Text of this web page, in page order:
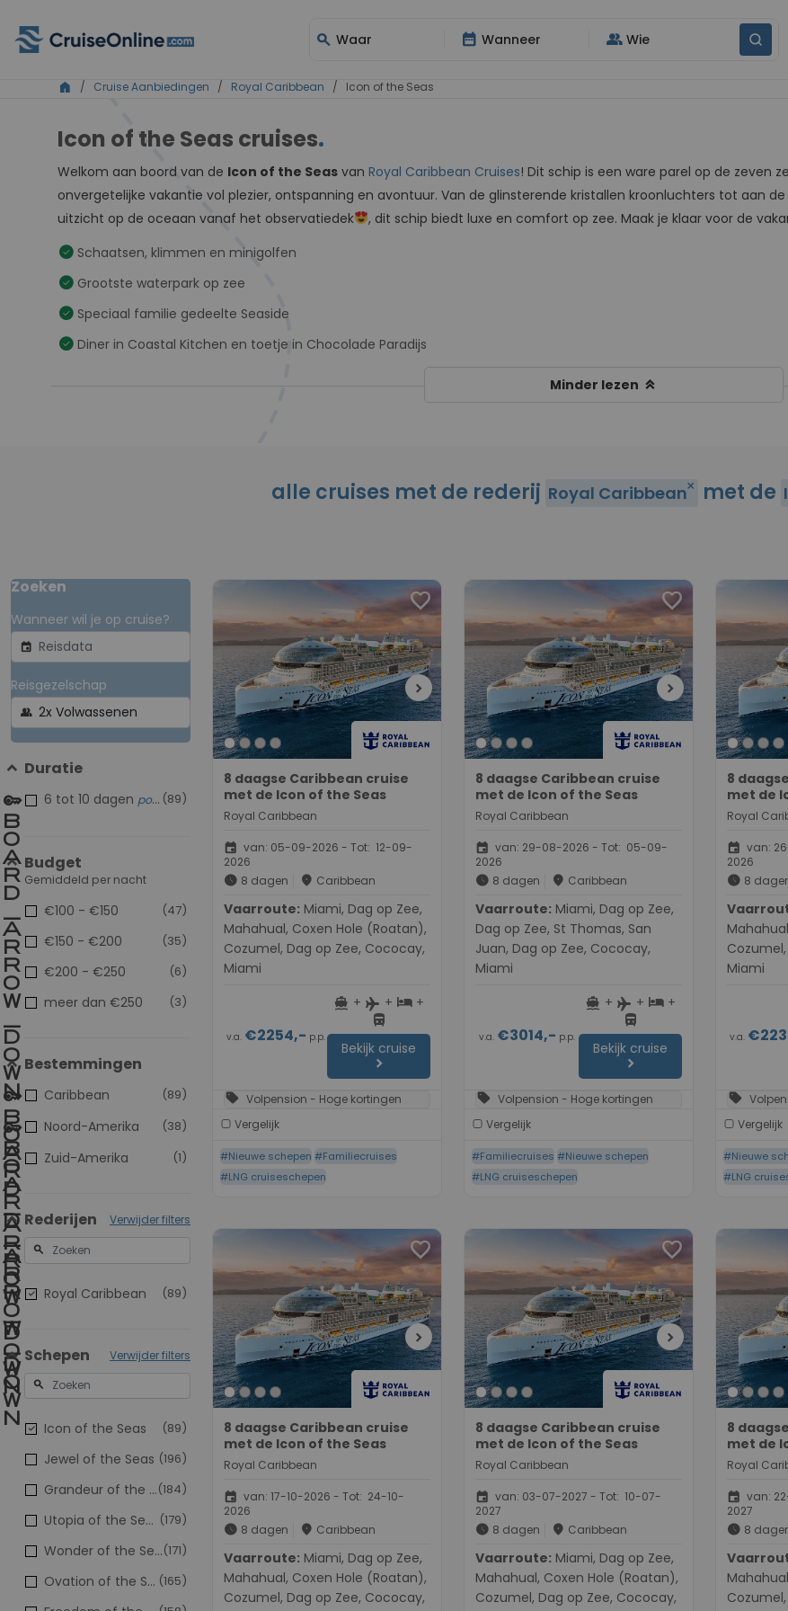
search Waar date_range Wanneer group Wie
home / Cruise Aanbiedingen / Royal Caribbean / Icon of the Seas
Icon of the Seas cruises.
Welkom aan boord van de Icon of the Seas van Royal Caribbean Cruises! Dit schip is een ware parel op de zeven
onvergetelijke vakantie vol plezier, ontspanning en avontuur. Van de glinsterende kristallen kroonluchters tot aan
uitzicht op de oceaan vanaf het observatiedek
, dit schip biedt luxe en comfort op zee. Maak je klaar voor de
check_circle Schaatsen, klimmen en minigolfen
check_circle Grootste waterpark op zee
check_circle Speciaal familie gedeelte Seaside
check_circle Diner in Coastal Kitchen en toetje in Chocolade Paradijs
Minder lezen keyboard_double_arrow_up
alle cruises met de rederij Royal Caribbeanclose met de
Zoeken
Wanneer wil je op cruise?
event
Reisgezelschap
group
Duratie
(89)
6 tot 10 dagen populair
Budget
Gemiddeld per nacht
(47)
€100 - €150
(35)
€150 - €200
(6)
€200 - €250
(3)
meer dan €250
Bestemmingen
(89)
Caribbean
(38)
Noord-Amerika
(1)
Zuid-Amerika
Rederijen Verwijder filters
search
(89)
Royal Caribbean
Schepen Verwijder filters
search
(89)
Icon of the Seas
(196)
Jewel of the Seas
(184)
Grandeur of the Seas
(179)
Utopia of the Seas
(171)
Wonder of the Seas
(165)
Ovation of the Seas
favorite
chevron_right
8 daagse Caribbean cruise
met de Icon of the Seas
Royal Caribbean
event van: 05-09-2026 - Tot: 12-09-
2026
schedule 8 dagen place Caribbean
Vaarroute:
Mahahual, Coxen Hole (Roatan),
Cozumel, Dag op Zee, Cococay,
Miami
v.a.€2254,- p.p.
directions_boat + flight + hotel +
directions_bus
Bekijk cruise
chevron_right
sell Volpension - Hoge kortingen
Vergelijk
#Nieuwe schepen #Familiecruises
#LNG cruiseschepen
favorite
chevron_right
8 daagse Caribbean cruise
met de Icon of the Seas
Royal Caribbean
event van: 29-08-2026 - Tot: 05-09-
2026
schedule 8 dagen place Caribbean
Vaarroute:
Dag op Zee, St Thomas, San
Juan, Dag op Zee, Cococay,
Miami
v.a. €3014,- p.p.
directions_boat + flight + hotel +
directions_bus
Bekijk cruise
chevron_right
sell Volpension - Hoge kortingen
Vergelijk
#Familiecruises #Nieuwe schepen
#LNG cruiseschepen
8
met de
Royal
event van:
2026
schedule 8
Miami
v.a.
sell
Vergelijk
#Nieuwe
#LNG
favorite
chevron_right
8 daagse Caribbean cruise
met de Icon of the Seas
Royal Caribbean
event van: 17-10-2026 - Tot: 24-10-
2026
schedule 8 dagen place Caribbean
Vaarroute:
Mahahual, Coxen Hole (Roatan),
Cozumel, Dag op Zee, Cococay,
favorite
chevron_right
8 daagse Caribbean cruise
met de Icon of the Seas
Royal Caribbean
event van: 03-07-2027 - Tot: 10-07-
2027
schedule 8 dagen place Caribbean
Vaarroute:
Mahahual, Coxen Hole (Roatan),
Cozumel, Dag op Zee, Cococay,
8
met de
Royal
event van:
2027
schedule 8